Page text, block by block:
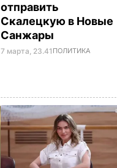
отправить
Скалецкую в Новые
Санжары
7 марта, 23.41 ПОЛИТИКА